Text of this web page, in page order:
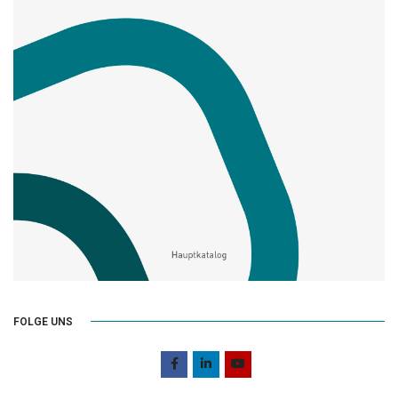
FOLGE UNS